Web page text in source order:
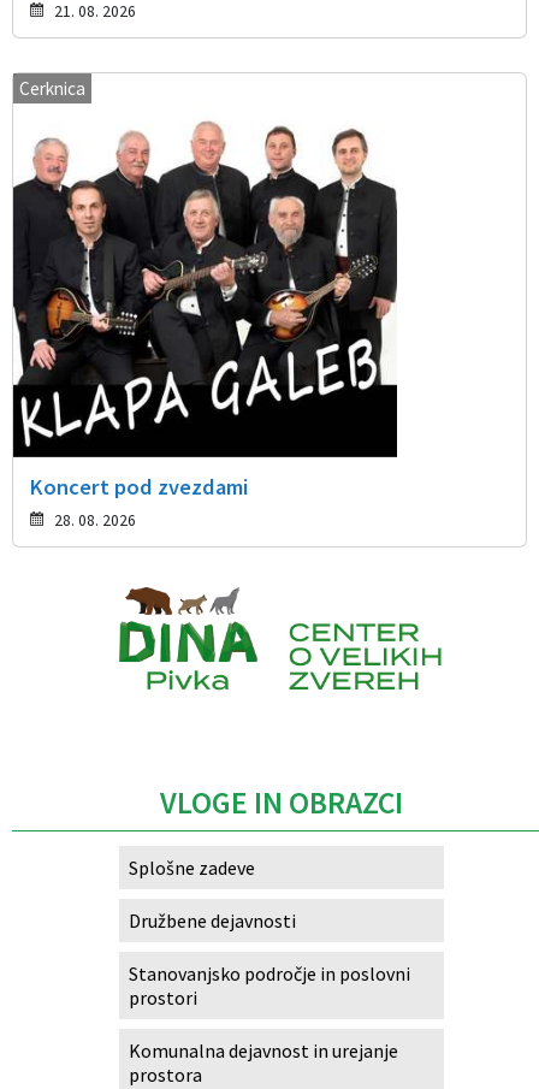
21. 08. 2026
Cerknica
Koncert pod zvezdami
28. 08. 2026
VLOGE IN OBRAZCI
Splošne zadeve
Družbene dejavnosti
Stanovanjsko področje in poslovni
prostori
Komunalna dejavnost in urejanje
prostora